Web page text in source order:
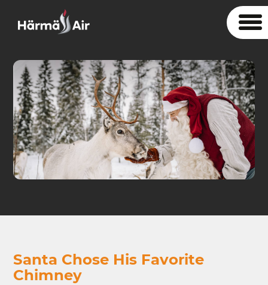
Santa Chose His Favorite
Chimney